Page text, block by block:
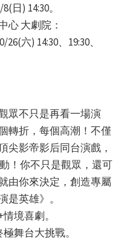
日) 14:30。
心 大劇院：
六) 14:30、19:30、
眾不只是再看一場演
轉折，每個高潮！不僅
尖影帝影后同台演戲，
！你不只是觀眾，還可
由你來決定，創造專屬
是英雄》。
境喜劇。
舞台大挑戰。